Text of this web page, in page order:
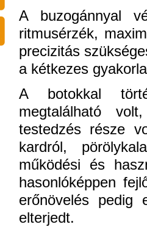
A buzogánnyal
ritmusérzék,
precizitás
a kétkezes
A botokkal
megtalálható
testedzés része
kardról,
működési és
hasonlóképpen
erőnövelés pedig
elterjedt.